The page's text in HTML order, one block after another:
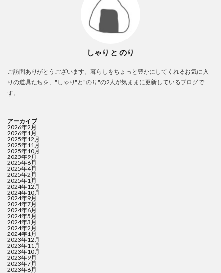
しゃり と のり
ご訪問ありがとうございます。暮らしをちょっと豊かにしてくれるお気に入
りの道具たちを、"しゃり"と"のり"の2人が気ままに更新しているブログで
す。
アーカイブ
2026年2月
2026年1月
2025年12月
2025年11月
2025年10月
2025年9月
2025年6月
2025年4月
2025年2月
2025年1月
2024年12月
2024年10月
2024年9月
2024年7月
2024年6月
2024年5月
2024年3月
2024年2月
2024年1月
2023年12月
2023年11月
2023年10月
2023年9月
2023年7月
2023年6月